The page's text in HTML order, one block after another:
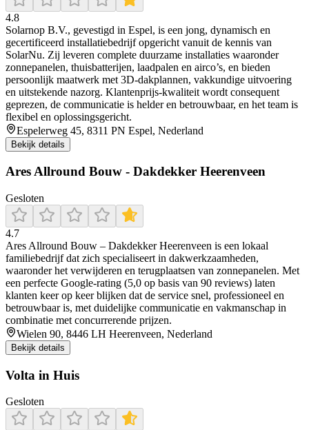
4.8
Solarnop B.V., gevestigd in Espel, is een jong, dynamisch en
gecertificeerd installatiebedrijf opgericht vanuit de kennis van
SolarNu. Zij leveren complete duurzame installaties waaronder
zonnepanelen, thuisbatterijen, laadpalen en airco’s, en bieden
persoonlijk maatwerk met 3D-dakplannen, vakkundige uitvoering
en uitstekende nazorg. Klantenprijs-kwaliteit wordt consequent
geprezen, de communicatie is helder en betrouwbaar, en het team is
flexibel en oplossingsgericht.
Espelerweg 45, 8311 PN Espel, Nederland
Bekijk details
Ares Allround Bouw - Dakdekker Heerenveen
Gesloten
4.7
Ares Allround Bouw – Dakdekker Heerenveen is een lokaal
familiebedrijf dat zich specialiseert in dakwerkzaamheden,
waaronder het verwijderen en terugplaatsen van zonnepanelen. Met
een perfecte Google-rating (5,0 op basis van 90 reviews) laten
klanten keer op keer blijken dat de service snel, professioneel en
betrouwbaar is, met duidelijke communicatie en vakmanschap in
combinatie met concurrerende prijzen.
Wielen 90, 8446 LH Heerenveen, Nederland
Bekijk details
Volta in Huis
Gesloten